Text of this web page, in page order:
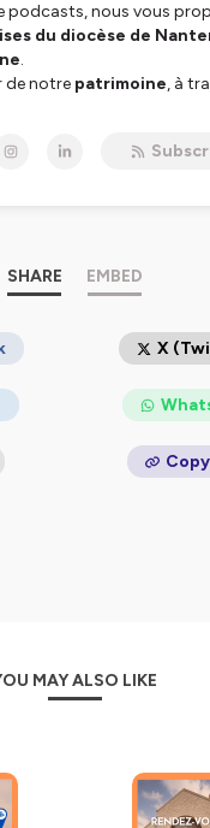
podcasts, nous vous
du diocèse de
.
de notre patrimoine, à
SHARE EMBED
X
MAY ALSO LIKE